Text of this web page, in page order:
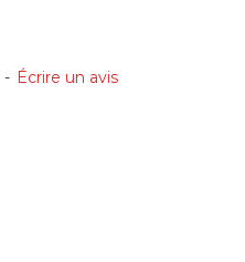
- Écrire un avis